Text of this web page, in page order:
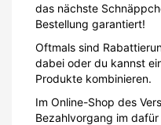
das nächste
Bestellung garantiert!
Oftmals sind
dabei oder du kannst
Produkte kombinieren.
Im Online-Shop des
Bezahlvorgang im